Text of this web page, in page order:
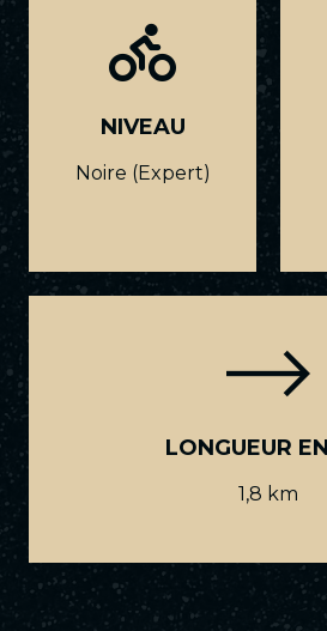
NIVEAU
Noire (Expert)
LONGUEUR
1,8 km